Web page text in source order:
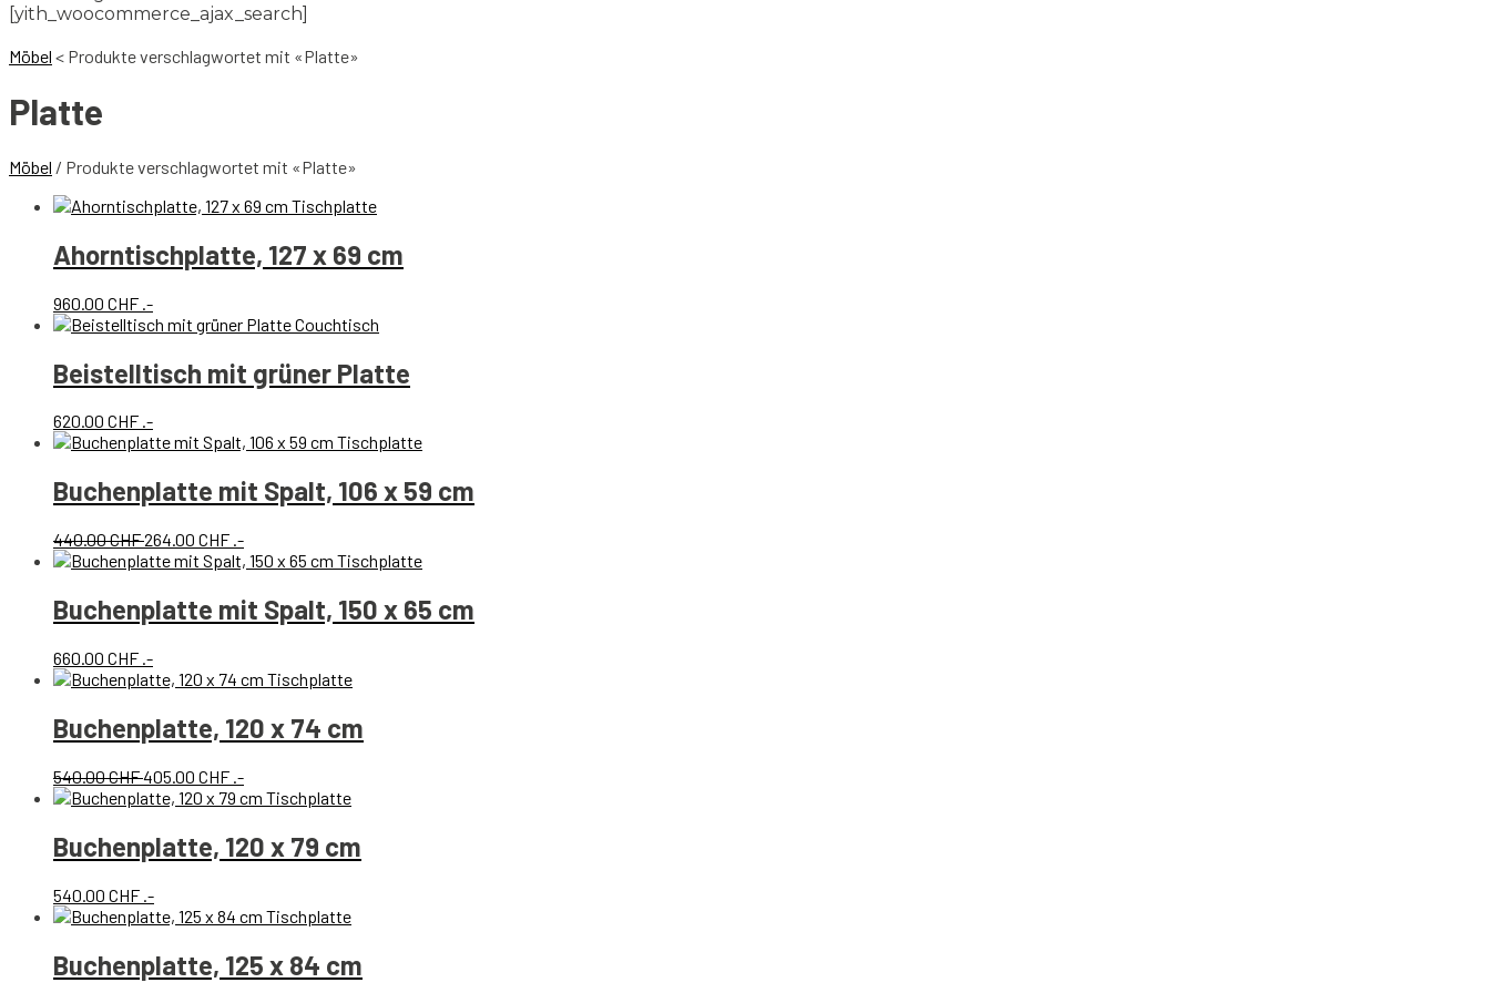
[yith_woocommerce_ajax_search]
Möbel < Produkte verschlagwortet mit «Platte»
Platte
Möbel / Produkte verschlagwortet mit «Platte»
Ahorntischplatte, 127 x 69 cm
960.00 CHF .-
Beistelltisch mit grüner Platte
620.00 CHF .-
Buchenplatte mit Spalt, 106 x 59 cm
440.00CHFUrsprünglicher
Preis
440.00 CHF
264.00 CHF Aktueller
Preis
264.00 CHF.
.-
Buchenplatte mit Spalt, 150 x 65 cm
660.00 CHF .-
Buchenplatte, 120 x 74 cm
540.00CHFUrsprünglicher
Preis
540.00 CHF
405.00 CHF Aktueller
Preis
405.00 CHF.
.-
Buchenplatte, 120 x 79 cm
540.00 CHF .-
Buchenplatte, 125 x 84 cm